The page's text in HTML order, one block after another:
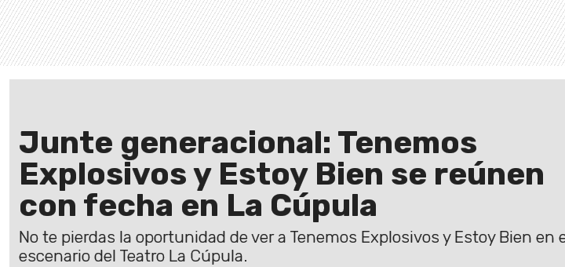
Junte generacional: Tenemos
Explosivos y Estoy Bien se reúnen
con fecha en La Cúpula
No te pierdas la oportunidad de ver a Tenemos Explosivos y Estoy Bien en
escenario del Teatro La Cúpula.